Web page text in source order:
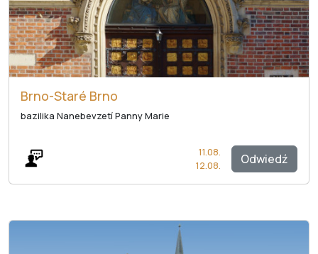
Brno-Staré Brno
bazilika Nanebevzetí Panny Marie
Odwiedź
11.08.
12.08.